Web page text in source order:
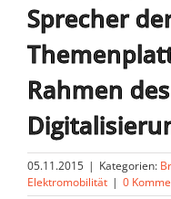
Sprecher
Rahmen
05.11.2015 | Kategorien:
Elektromobilität | 0